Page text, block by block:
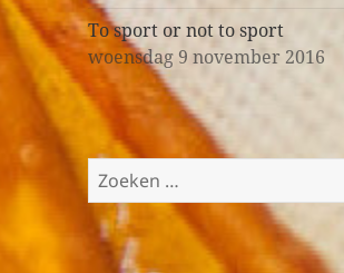
To sport or not to sport
woensdag 9 november 2016
Z
o
e